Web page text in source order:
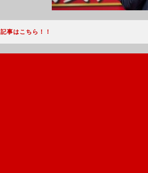
記事はこちら！！